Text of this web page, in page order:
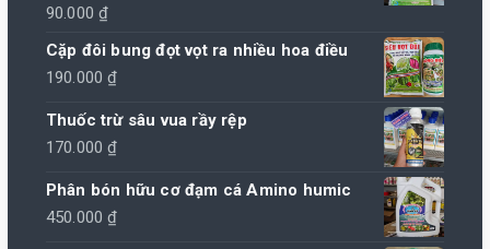
90.000₫
Cặp đôi bung đọt vọt ra nhiều hoa điều
190.000₫
Thuốc trừ sâu vua rầy rệp
170.000₫
Phân bón hữu cơ đạm cá Amino humic
450.000₫